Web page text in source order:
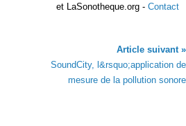
et LaSonotheque.org - Contact
Article suivant »
SoundCity, l&rsquo;application de
mesure de la pollution sonore